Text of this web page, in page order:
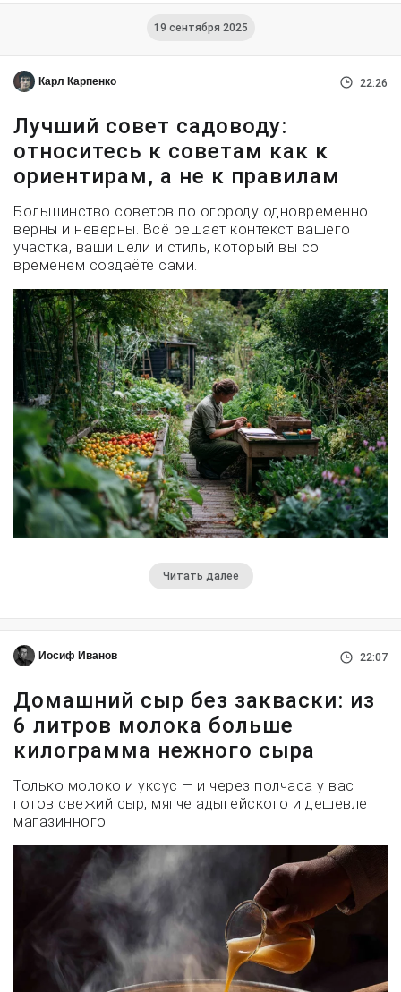
19 сентября 2025
Карл Карпенко 22:26
Лучший совет садоводу:
относитесь к советам как к
ориентирам, а не к правилам
Большинство советов по огороду одновременно
верны и неверны. Всё решает контекст вашего
участка, ваши цели и стиль, который вы со
временем создаёте сами.
Читать далее
Иосиф Иванов 22:07
Домашний сыр без закваски: из
6 литров молока больше
килограмма нежного сыра
Только молоко и уксус — и через полчаса у вас
готов свежий сыр, мягче адыгейского и дешевле
магазинного